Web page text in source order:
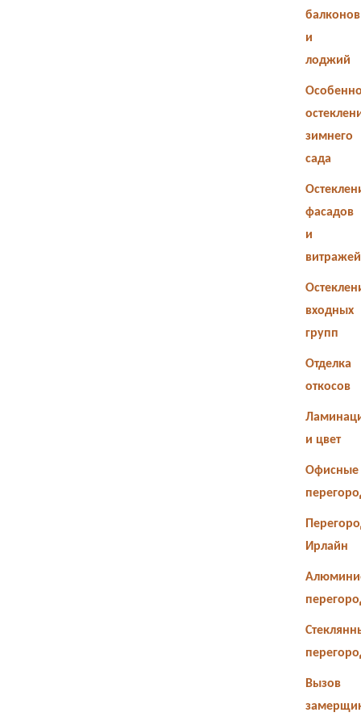
балконов
и
лоджий
зимнего
сада
фасадов
и
витражей
входных
групп
Отделка
откосов
и цвет
Офисные
Ирлайн
Вызов